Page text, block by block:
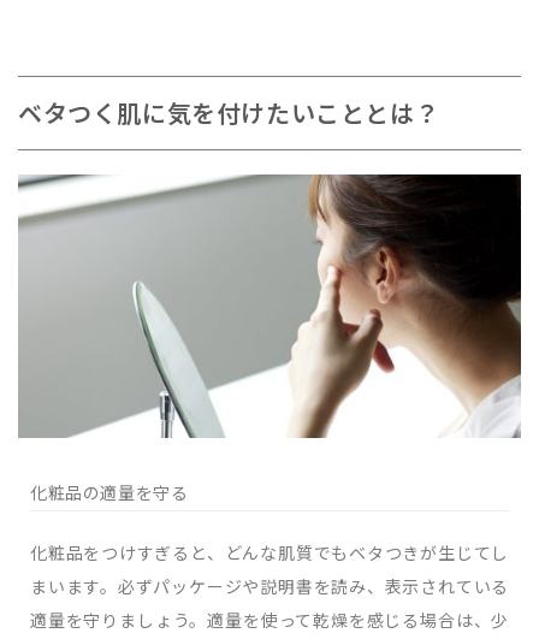
ベタつく肌に気を付けたいこととは？
化粧品の適量を守る
化粧品をつけすぎると、どんな肌質でもベタつきが生じてし
まいます。必ずパッケージや説明書を読み、表示されている
適量を守りましょう。適量を使って乾燥を感じる場合は、少